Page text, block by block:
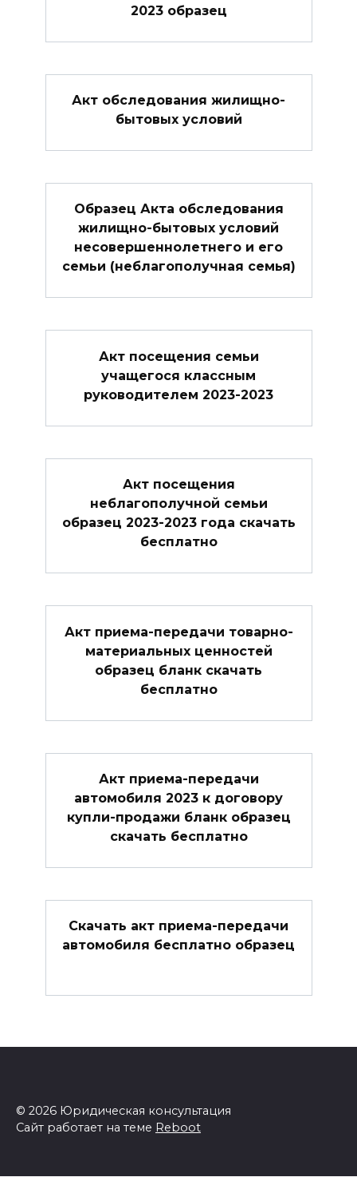
2023 образец
Акт обследования жилищно-
бытовых условий
Образец Акта обследования
жилищно-бытовых условий
несовершеннолетнего и его
семьи (неблагополучная семья)
Акт посещения семьи
учащегося классным
руководителем 2023-2023
Акт посещения
неблагополучной семьи
образец 2023-2023 года скачать
бесплатно
Акт приема-передачи товарно-
материальных ценностей
образец бланк скачать
бесплатно
Акт приема-передачи
автомобиля 2023 к договору
купли-продажи бланк образец
скачать бесплатно
Скачать акт приема-передачи
автомобиля бесплатно образец
© 2026 Юридическая консультация
Сайт работает на теме Reboot